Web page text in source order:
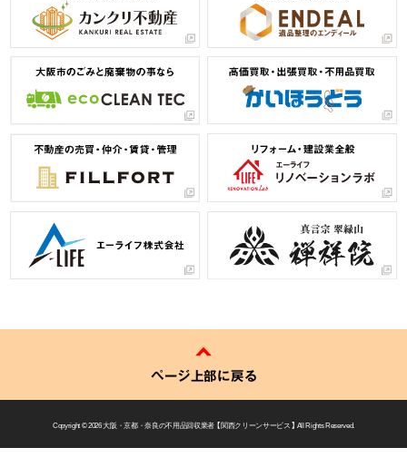
ページ上部に戻る
Copyright © 2026大阪・京都・奈良の不用品回収業者 【 関西クリーンサービス 】 All Rights Reserved.